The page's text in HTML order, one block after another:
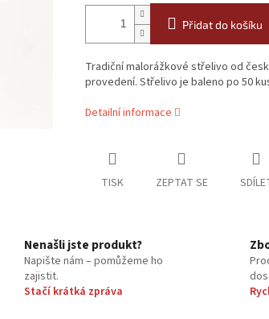
Přidat do košíku
Tradiční malorážkové střelivo od
provedení. Střelivo je baleno po 50
Detailní informace
TISK ZEPTAT SE
Nenašli jste produkt?
Napište nám – pomůžeme ho
zajistit.
Stačí krátká zpráva